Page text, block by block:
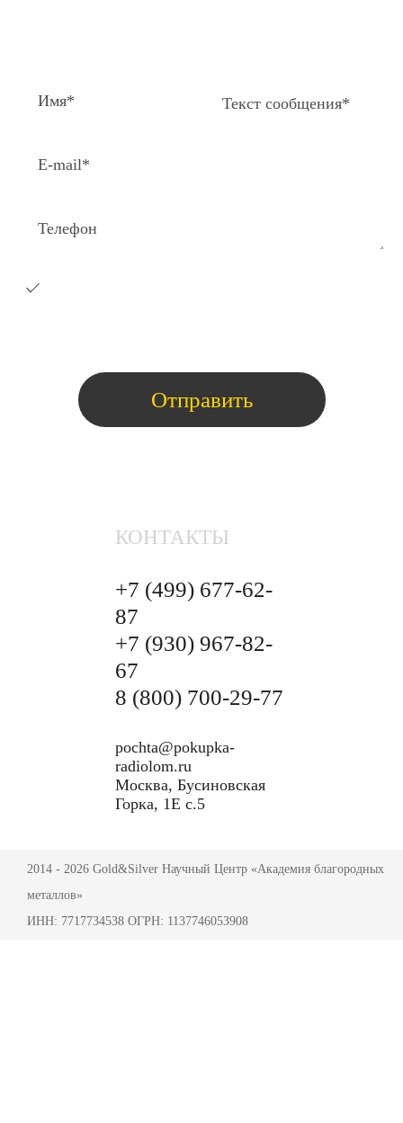
КОНТАКТЫ
+7 (499) 677-62-
87
+7 (930) 967-82-
67
8 (800) 700-29-77
pochta@pokupka-
radiolom.ru
Москва, Бусиновская
Горка, 1Е с.5
2014 - 2026 Gold&Silver Научный Центр «Академия благородных
металлов»
ИНН: 7717734538 ОГРН: 1137746053908